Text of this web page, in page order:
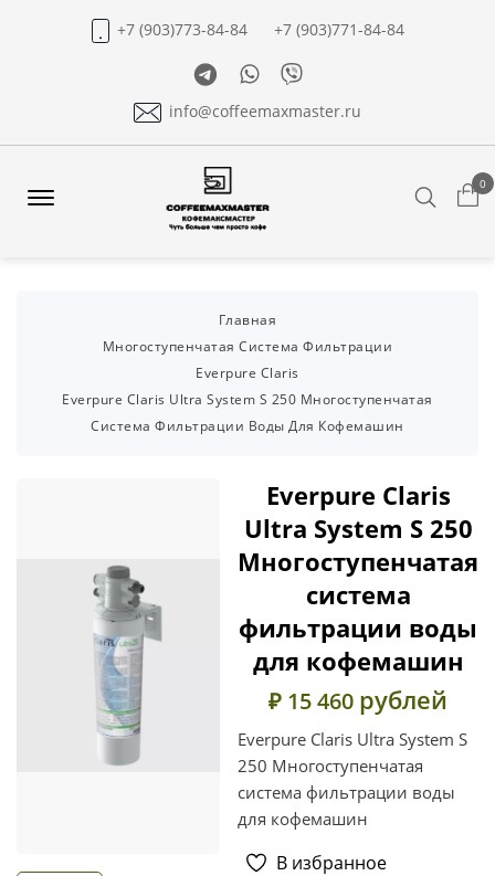
+7 (903)773-84-84
+7 (903)771-84-84
TelegramWhatsapp
Viber
info@coffeemaxmaster.ru
0
Главная
Многоступенчатая Система Фильтрации
Everpure Claris
Everpure Claris Ultra System S 250 Многоступенчатая
Система Фильтрации Воды Для Кофемашин
Everpure Claris
Ultra System S 250
Многоступенчатая
система
фильтрации воды
для кофемашин
₽ 15 460 рублей
Everpure Claris Ultra System S
250 Многоступенчатая
система фильтрации воды
для кофемашин
В избранное